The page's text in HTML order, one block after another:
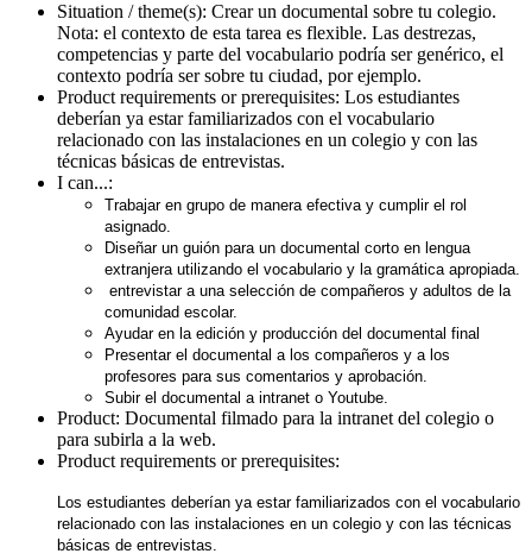
Situation / theme(s): Crear un documental sobre tu colegio.
Nota: el contexto de esta tarea es flexible. Las destrezas,
competencias y parte del vocabulario podría ser genérico, el
contexto podría ser sobre tu ciudad, por ejemplo.
Product requirements or prerequisites: Los estudiantes
deberían ya estar familiarizados con el vocabulario
relacionado con las instalaciones en un colegio y con las
técnicas básicas de entrevistas.
I can...:
Trabajar en grupo de manera efectiva y cumplir el rol
asignado.
Diseñar un guión para un documental corto en lengua
extranjera utilizando el vocabulario y la gramática apropiada.
entrevistar a una selección de compañeros y adultos de la
comunidad escolar.
Ayudar en la edición y producción del documental final
Presentar el documental a los compañeros y a los
profesores para sus comentarios y aprobación.
Subir el documental a intranet o Youtube.
Product: Documental filmado para la intranet del colegio o
para subirla a la web.
Product requirements or prerequisites:
Los estudiantes deberían ya estar familiarizados con el vocabulario
relacionado con las instalaciones en un colegio y con las técnicas
básicas de entrevistas.